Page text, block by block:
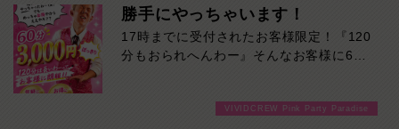
親しみやすい雰囲気で、初対面でも自然と
会話が弾みます。
持ち前の愛嬌とフレッシュな魅力に、思わ
ず癒やされる方も多いはず。
レイさんならではの魅力です。
勝手にやっちゃいます！
17時までに受付されたお客様限定！『120
分もおられへんわー』そんなお客様に60
めるチャンス！たっぷり楽しみたい方は
VIVIDCREW Pink Party Paradise